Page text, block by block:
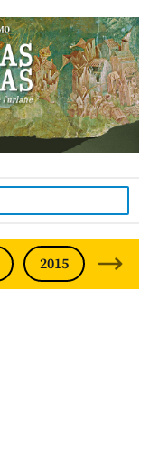
MONTHLY •
2015 2014